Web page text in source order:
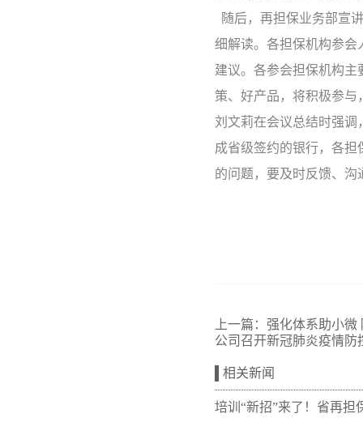
随后，再担保业务部宣
细解读。各担保机构参会
建议。各参会担保机构主
策、好产品，将积极参与
刘文莉在会议总结时强调
成省级签约的银行，各
的问题，要及时反馈、
上一篇： 强化体系助小微
公司召开新冠肺炎疫情防
相关新闻
培训“新招”来了！省再担